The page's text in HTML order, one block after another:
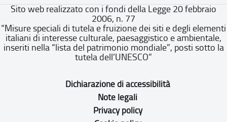
Sito web realizzato con i fondi della Legge 20 febbraio
2006, n. 77
“Misure speciali di tutela e fruizione dei siti e degli elementi
italiani di interesse culturale, paesaggistico e ambientale,
inseriti nella “lista del patrimonio mondiale”, posti sotto la
tutela dell’UNESCO”
Dichiarazione di accessibilità
Note legali
Privacy policy